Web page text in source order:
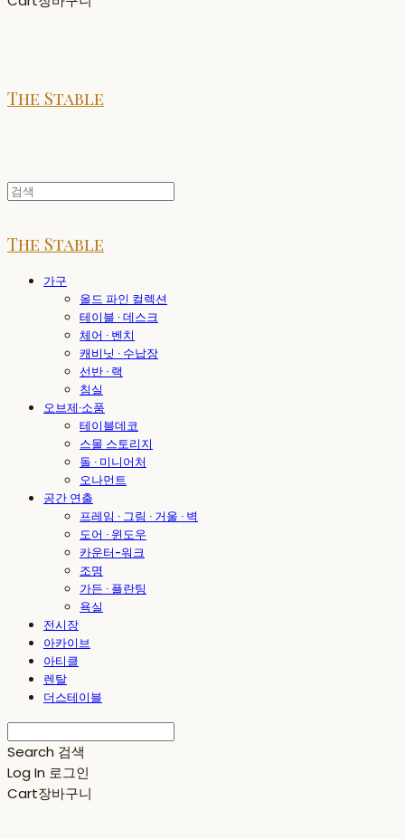
The Stable
The Stable
가구
올드 파인 컬렉션
테이블 · 데스크
체어 · 벤치
캐비닛 · 수납장
선반 · 랙
침실
오브제·소품
테이블데코
스몰 스토리지
돌 · 미니어처
오나먼트
공간 연출
프레임 · 그림 · 거울 · 벽
도어 · 윈도우
카운터-워크
조명
가든 · 플란팅
욕실
전시장
아카이브
아티클
렌탈
더스테이블
Search 검색
Log In 로그인
Cart장바구니